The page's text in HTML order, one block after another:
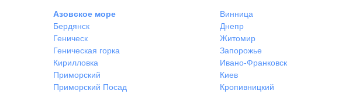
Азовское море
Бердянск
Геническ
Геническая горка
Кирилловка
Приморский
Приморский Посад
Винница
Днепр
Житомир
Запорожье
Ивано-Франковск
Киев
Кропивницкий